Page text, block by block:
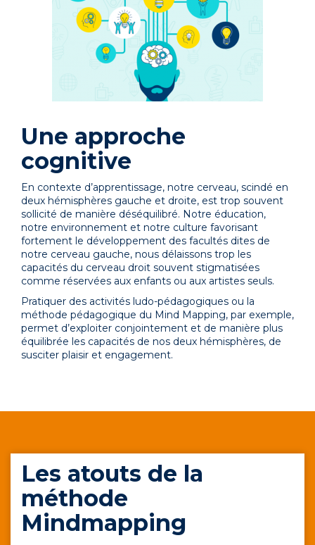
Une approche
cognitive
En contexte d’apprentissage, notre cerveau, scindé en
deux hémisphères gauche et droite, est trop souvent
sollicité de manière déséquilibré. Notre éducation,
notre environnement et notre culture favorisant
fortement le développement des facultés dites de
notre cerveau gauche, nous délaissons trop les
capacités du cerveau droit souvent stigmatisées
comme réservées aux enfants ou aux artistes seuls.
Pratiquer des activités ludo-pédagogiques ou la
méthode pédagogique du Mind Mapping, par exemple,
permet d’exploiter conjointement et de manière plus
équilibrée les capacités de nos deux hémisphères, de
susciter plaisir et engagement.
Les atouts de la
méthode
Mindmapping